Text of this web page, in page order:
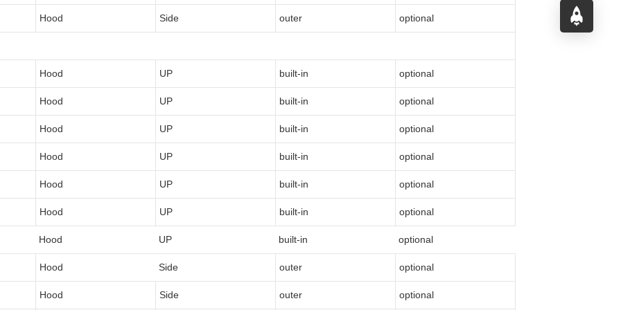
Hood Side outer optional
Hood UP built-in optional
Hood UP built-in optional
Hood UP built-in optional
Hood UP built-in optional
Hood UP built-in optional
Hood UP built-in optional
Hood UP built-in optional
Hood Side outer optional
Hood Side outer optional